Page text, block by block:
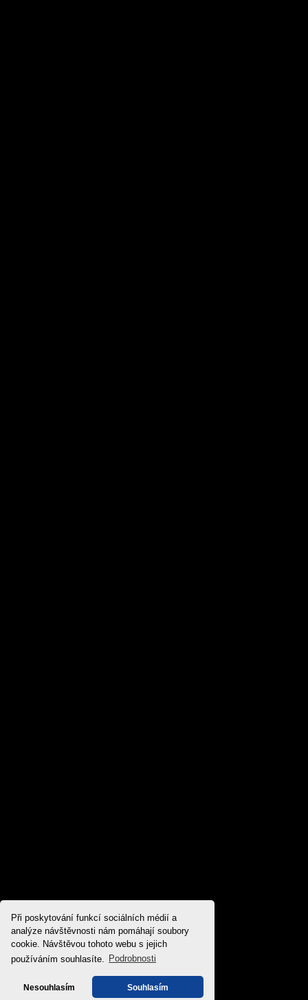
Při poskytování funkcí sociálních médií a
analýze návštěvnosti nám pomáhají soubory
cookie. Návštěvou tohoto webu s jejich
používáním souhlasíte.
Podrobnosti
Nesouhlasím Souhlasím